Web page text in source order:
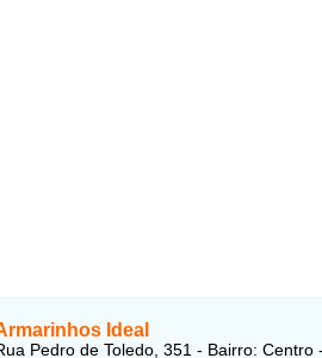
Ideal
Pedro de Toledo, 351 - Bairro: